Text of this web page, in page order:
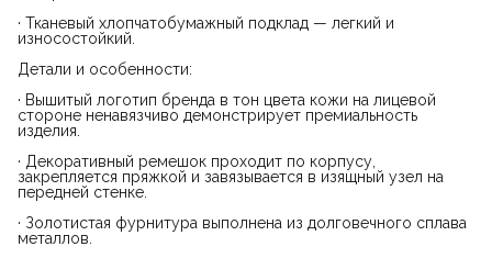
· Тканевый хлопчатобумажный подклад — легкий и
износостойкий.
Детали и особенности:
· Вышитый логотип бренда в тон цвета кожи на лицевой
стороне ненавязчиво демонстрирует премиальность
изделия.
· Декоративный ремешок проходит по корпусу,
закрепляется пряжкой и завязывается в изящный узел на
передней стенке.
· Золотистая фурнитура выполнена из долговечного сплава
металлов.